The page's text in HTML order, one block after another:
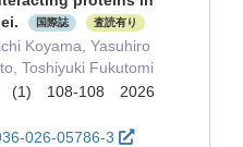
国際誌 査読有り
Koyama, Yasuhiro
Toshiyuki Fukutomi
(1) 108-108 2026
026-05786-3